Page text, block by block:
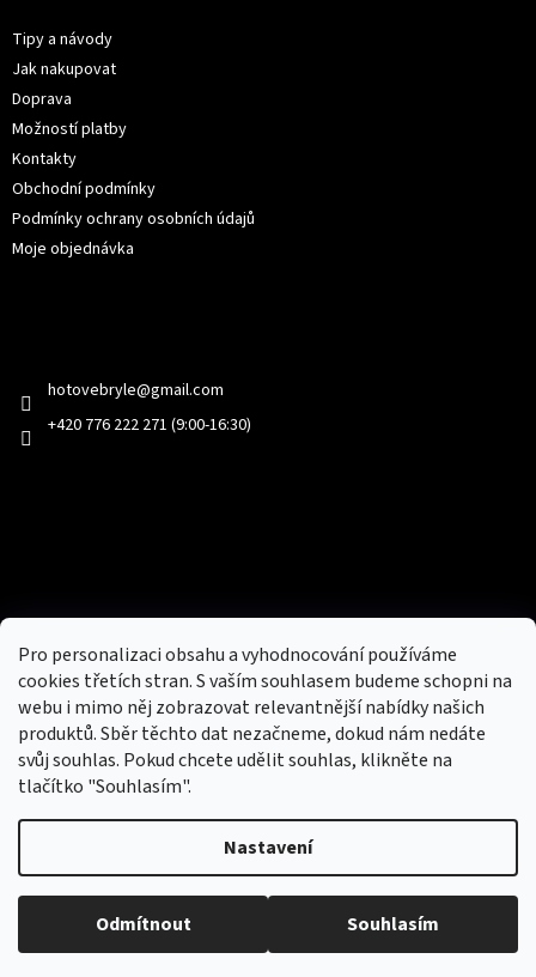
Pro personalizaci obsahu a vyhodnocování používáme
cookies třetích stran. S vaším souhlasem budeme schopni na
webu i mimo něj zobrazovat relevantnější nabídky našich
produktů. Sběr těchto dat nezačneme, dokud nám nedáte
svůj souhlas. Pokud chcete udělit souhlas, klikněte na
tlačítko "Souhlasím".
Nastavení
Odmítnout Souhlasím
Tipy a návody
Jak nakupovat
Doprava
Možností platby
Kontakty
Obchodní podmínky
Podmínky ochrany osobních údajů
Moje objednávka
hotovebryle@gmail.com
+420 776 222 271 (9:00-16:30)
Nový obchod s batohy, cestovními zavazadly, tašky a peněženky
Copyright 2026hotovebryle.cz
. Všechna práva